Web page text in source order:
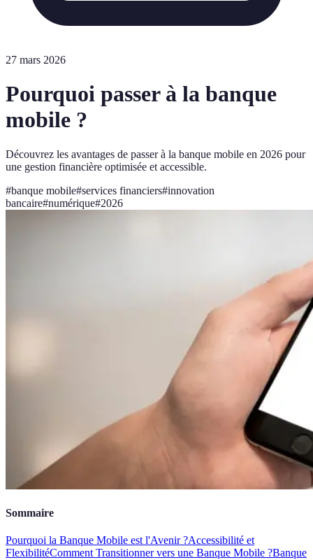
27 mars 2026
Pourquoi passer à la banque
mobile ?
Découvrez les avantages de passer à la banque mobile en 2026 pour
une gestion financière optimisée et accessible.
#banque mobile#services financiers#innovation
bancaire#numérique#2026
Sommaire
Pourquoi la Banque Mobile est l'Avenir ?Accessibilité et
FlexibilitéComment Transitionner vers une Banque Mobile ?Banque